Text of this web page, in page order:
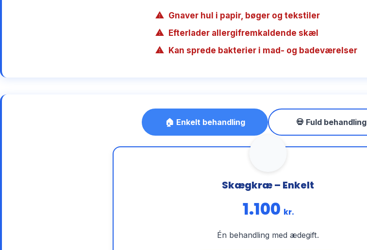
Gnaver hul i papir, bøger og tekstiler
Efterlader allergifremkaldende skæl
Kan sprede bakterier i mad- og badeværelser
🏠 Enkelt behandling 💀 Fuld behandling
Skægkræ – Enkelt
1.100 kr.
Én behandling med ædegift.